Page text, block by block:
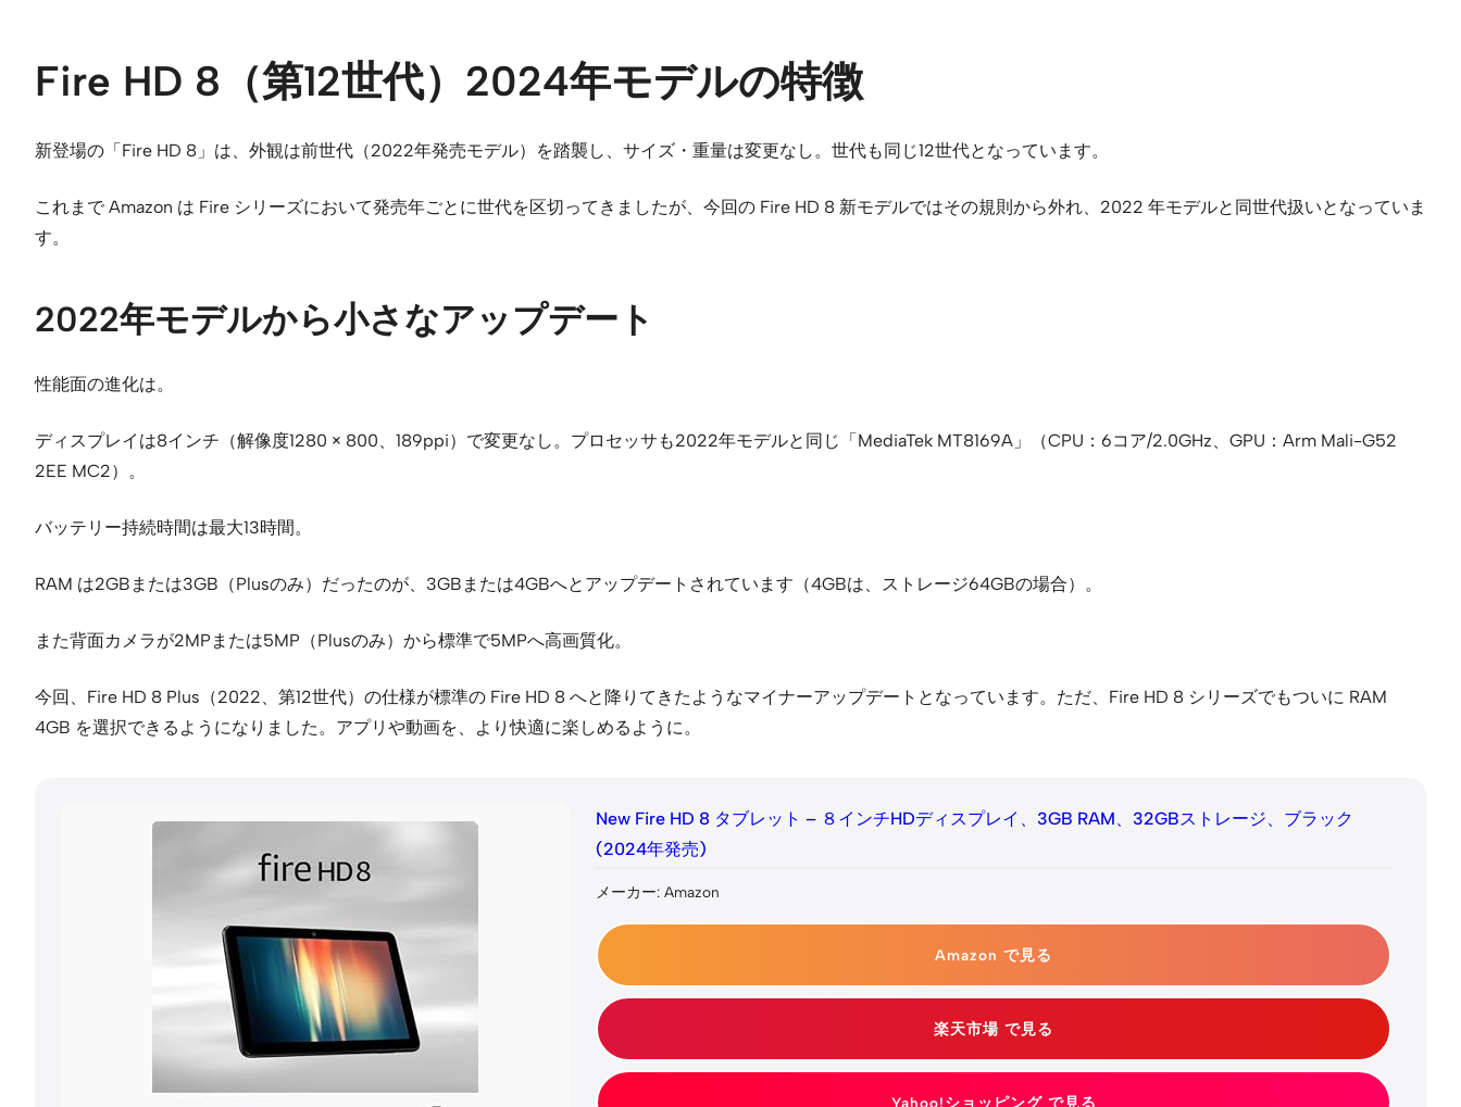
Fire HD 8（第12世代）2024年モデルの特徴
新登場の「Fire HD 8」は、外観は前世代（2022年発売モデル）を踏襲し、サイズ・重量は変更なし。世代も同じ12世代となっています。
これまで Amazon は Fire シリーズにおいて発売年ごとに世代を区切ってきましたが、今回の Fire HD 8 新モデルではその規則から外れ、2022 年モデルと同世代扱いとなっていま
す。
2022年モデルから小さなアップデート
性能面の進化は。
ディスプレイは8インチ（解像度1280 × 800、189ppi）で変更なし。プロセッサも2022年モデルと同じ「MediaTek MT8169A」（CPU：6コア/2.0GHz、GPU：Arm Mali-G52
2EE MC2）。
バッテリー持続時間は最大13時間。
RAM は2GBまたは3GB（Plusのみ）だったのが、3GBまたは4GBへとアップデートされています（4GBは、ストレージ64GBの場合）。
また背面カメラが2MPまたは5MP（Plusのみ）から標準で5MPへ高画質化。
今回、Fire HD 8 Plus（2022、第12世代）の仕様が標準の Fire HD 8 へと降りてきたようなマイナーアップデートとなっています。ただ、Fire HD 8 シリーズでもついに RAM
4GB を選択できるようになりました。アプリや動画を、より快適に楽しめるように。
New Fire HD 8 タブレット – ８インチHDディスプレイ、3GB RAM、32GBストレージ、ブラック
(2024年発売)
メーカー: Amazon
Amazon で見る
楽天市場 で見る
Yahoo!ショッピング で見る